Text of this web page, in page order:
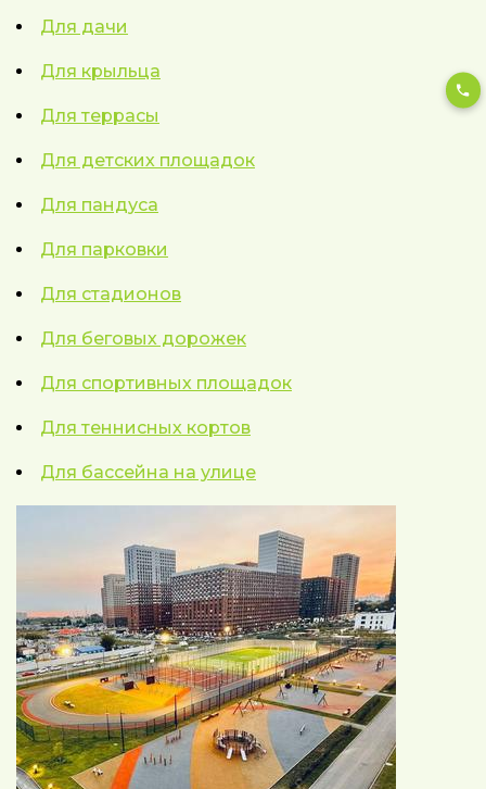
Для дачи
Для крыльца
Для террасы
Для детских площадок
Для пандуса
Для парковки
Для стадионов
Для беговых дорожек
Для спортивных площадок
Для теннисных кортов
Для бассейна на улице